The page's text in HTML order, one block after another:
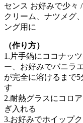
センス お好みで少々
クリーム、ナツメグ
ング用に
（作り方）
1.片手鍋にココナッ
ー、お好みでバニラ
が完全に溶けるまで
す
2.耐熱グラスにコロ
ぎ入れる
3.お好みでホイップ